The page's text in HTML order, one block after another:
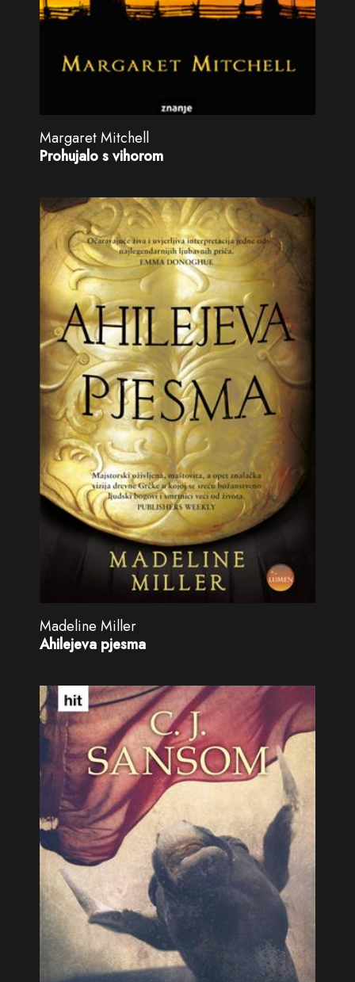
Margaret Mitchell
Prohujalo s vihorom
Madeline Miller
Ahilejeva pjesma